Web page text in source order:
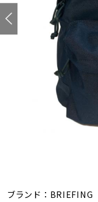
ブランド： BRIEFING